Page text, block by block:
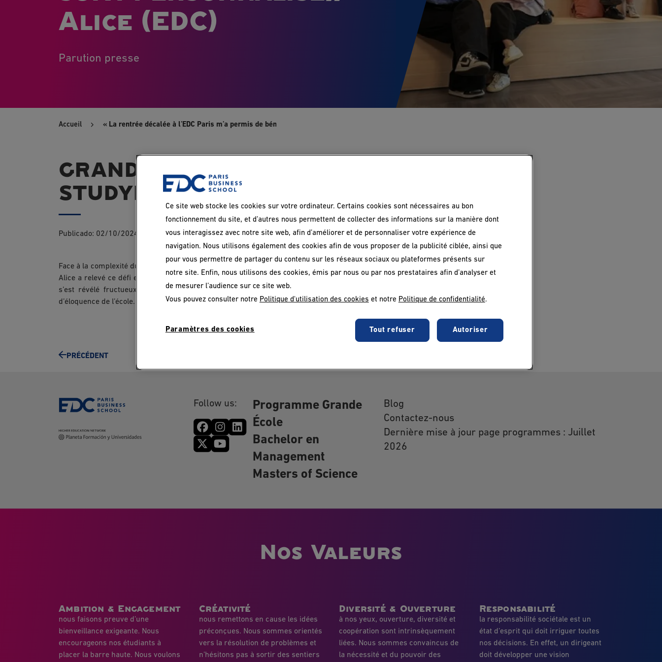
Alice (EDC)
Parution presse
Accueil « La rentrée décalée à l’EDC Paris m’a permis de bénéficier d’un suivi personnalisé» - Alice (EDC)
GRANDES ÉCOLES
STUDYRAMA
Publicado: 02/10/2024 Actualizado: 03/11/2025
Face à la complexité du choix post-baccalauréat, de nombreux jeunes se retrouvent dans une impasse.
Alice a relevé ce défi en optant pour une rentrée décalée à l’EDC Paris Business School. Son parcours
s’est révélé fructueux, notamment avec sa brillante performance et sa victoire lors du concours
d’éloquence de l’école.
Lire l'article
PRÉCÉDENT
Follow us:
Programme Grande
École
Bachelor en
Management
Masters of Science
Blog
Contactez-nous
Dernière mise à jour page programmes : Juillet
2026
Nos Valeurs
Ambition & Engagement
nous faisons preuve d’une
bienveillance exigeante. Nous
encourageons nos étudiants à
placer la barre haute. Nous voulons
Créativité
nous remettons en cause les idées
préconçues. Nous sommes orientés
vers la résolution de problèmes et
n’hésitons pas à sortir des sentiers
Diversité & Ouverture
à nos yeux, ouverture, diversité et
coopération sont intrinsèquement
liées. Nous sommes convaincus de
la nécessité et du pouvoir des
Responsabilité
la responsabilité sociétale est un
état d’esprit qui doit irriguer toutes
nos décisions. En effet, un dirigeant
doit développer une vision
Ce site web stocke les cookies sur votre ordinateur. Certains cookies sont nécessaires au bon
fonctionnement du site, et d’autres nous permettent de collecter des informations sur la manière dont
vous interagissez avec notre site web, afin d’améliorer et de personnaliser votre expérience de
navigation. Nous utilisons également des cookies afin de vous proposer de la publicité ciblée, ainsi que
pour vous permettre de partager du contenu sur les réseaux sociaux ou plateformes présents sur
notre site. Enfin, nous utilisons des cookies, émis par nous ou par nos prestataires afin d’analyser et
de mesurer l’audience sur ce site web.
Vous pouvez consulter notre Politique d'utilisation des cookies et notre Politique de confidentialité.
Paramètres des cookies Tout refuser Autoriser